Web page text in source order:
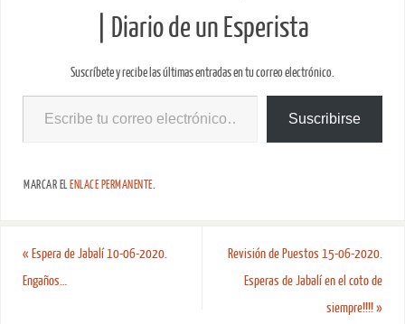
| Diario de un Esperista
Suscríbete y recibe las últimas entradas en tu correo electrónico.
Suscribirse
MARCAR EL ENLACE PERMANENTE.
« Espera de Jabalí 10-06-2020.
Engaños…
Revisión de Puestos 15-06-2020.
Esperas de Jabalí en el coto de
siempre!!!!»